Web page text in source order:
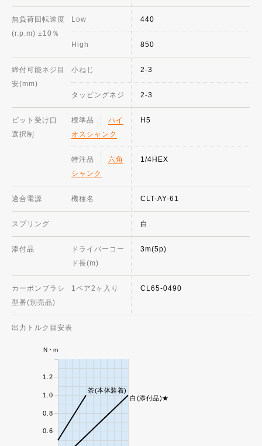
無負荷回転速度
(r.p.m) ±10％
Low
High
締付可能ネジ目
安(mm)
小ねじ
タッピングネジ
ビット受け口
選択制
標準品
ハイ
オスシャンク
特注品
六角
シャンク
適合電源 機種名
スプリング
添付品
ドライバーコー
ド長(m)
カーボンブラシ
型番(別売品)
1ペア2ヶ入り
出力トルク目安表
440
850
2-3
2-3
H5
1/4HEX
CLT-AY-61
白
3m(5p)
CL65-0490
0.6
0.8
1.0
1.2
N・m
茶(本体装着)
白(添付品)★